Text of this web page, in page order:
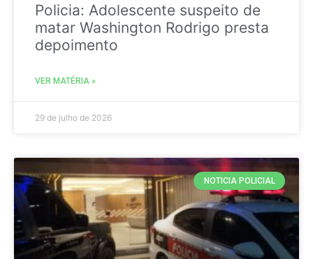
Policia: Adolescente suspeito de
matar Washington Rodrigo presta
depoimento
VER MATÉRIA »
29 de julho de 2026
NOTICIA POLICIAL